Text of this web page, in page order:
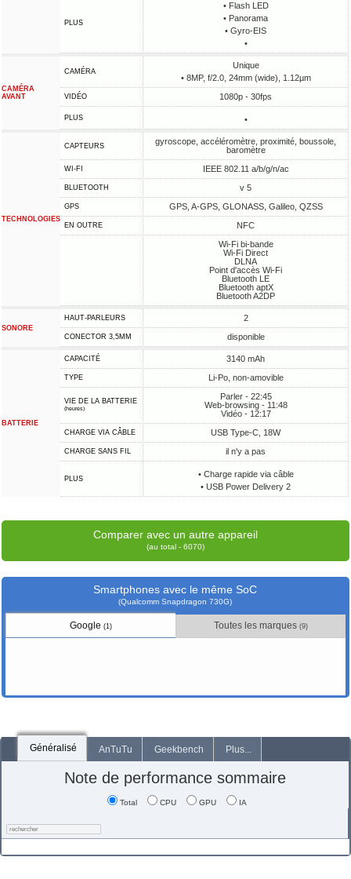
PLUS
• Flash LED
• Panorama
• Gyro-EIS
•
CAMÉRA
AVANT
CAMÉRA
Unique
• 8MP, f/2.0, 24mm (wide), 1.12µm
VIDÉO 1080p - 30fps
PLUS •
TECHNOLOGIES
CAPTEURS
gyroscope, accéléromètre, proximité, boussole,
baromètre
WI-FI IEEE 802.11 a/b/g/n/ac
BLUETOOTH v 5
GPS GPS, A-GPS, GLONASS, Galileo, QZSS
EN OUTRE
NFC
Wi-Fi bi-bande
Wi-Fi Direct
DLNA
Point d'accès Wi-Fi
Bluetooth LE
Bluetooth aptX
Bluetooth A2DP
SONORE
HAUT-PARLEURS 2
CONECTOR 3,5MM disponible
BATTERIE
CAPACITÉ 3140 mAh
TYPE Li-Po, non-amovible
VIE DE LA BATTERIE
(heures)
Parler - 22:45
Web-browsing - 11:48
Vidéo - 12:17
CHARGE VIA CÂBLE USB Type-C, 18W
CHARGE SANS FIL il n'y a pas
PLUS
• Charge rapide via câble
• USB Power Delivery 2
Comparer avec un autre appareil
(au total - 6070)
Smartphones avec le même SoC
(Qualcomm Snapdragon 730G)
Google (1) Toutes les marques (9)
Généralisé AnTuTu Geekbench Plus...
Note de performance sommaire
Total CPU GPU IA